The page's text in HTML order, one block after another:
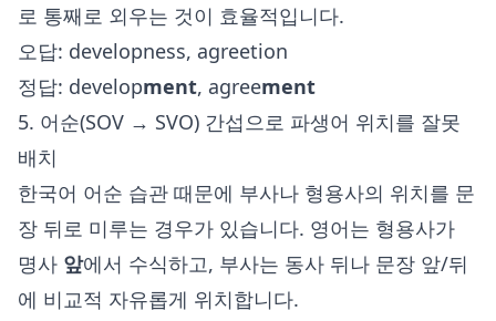
로 통째로 외우는 것이 효율적입니다.
오답: developness, agreetion
정답: development, agreement
5. 어순(SOV → SVO) 간섭으로 파생어 위치를 잘못
배치
한국어 어순 습관 때문에 부사나 형용사의 위치를 문
장 뒤로 미루는 경우가 있습니다. 영어는 형용사가
명사 앞에서 수식하고, 부사는 동사 뒤나 문장 앞/뒤
에 비교적 자유롭게 위치합니다.